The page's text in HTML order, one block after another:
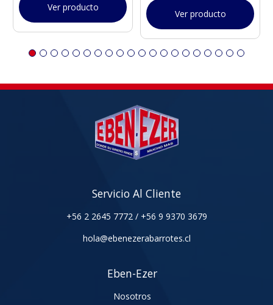
Ver producto
Ver producto
Servicio Al Cliente
+56 2 2645 7772 / +56 9 9370 3679
hola@ebenezerabarrotes.cl
Eben-Ezer
Nosotros